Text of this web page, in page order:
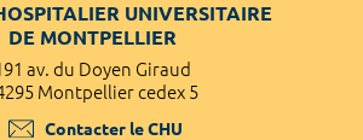
UNIVERSITAIRE
DE MONTPELLIER
av. du Doyen Giraud
Montpellier cedex 5
Contacter le CHU